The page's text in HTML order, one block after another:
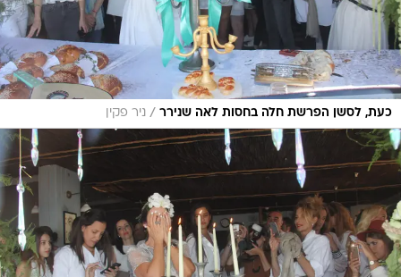
כעת, לסשן הפרשת חלה בחסות לאה שנירר / ניר פקין